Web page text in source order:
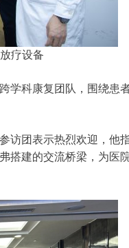
疗设备
科康复团队，围绕患
团表示热烈欢迎，他
建的交流桥梁，为医